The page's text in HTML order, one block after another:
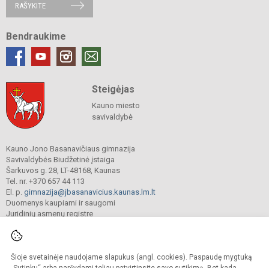
Šioje svetainėje naudojame slapukus (angl. cookies). Paspaudę mygtuką
RAŠYKITE
Bendraukime
Steigėjas
Kauno miesto
savivaldybė
Kauno Jono Basanavičiaus gimnazija
Savivaldybės Biudžetinė įstaiga
Šarkuvos g. 28, LT-48168, Kaunas
Tel. nr. +370 657 44 113
El. p. gimnazija@jbasanavicius.kaunas.lm.lt
Duomenys kaupiami ir saugomi
Juridinių asmenų registre